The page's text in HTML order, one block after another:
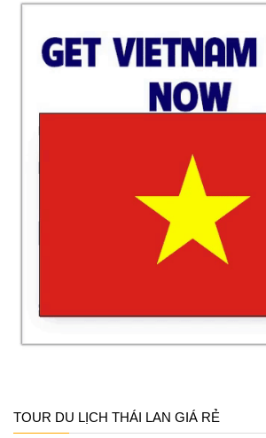
TOUR DU LỊCH THÁI LAN GIÁ RẺ